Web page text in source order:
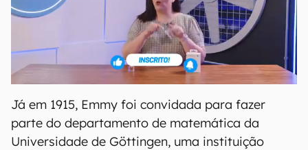
Já em 1915, Emmy foi convidada para fazer
parte do departamento de matemática da
Universidade de Göttingen, uma instituição